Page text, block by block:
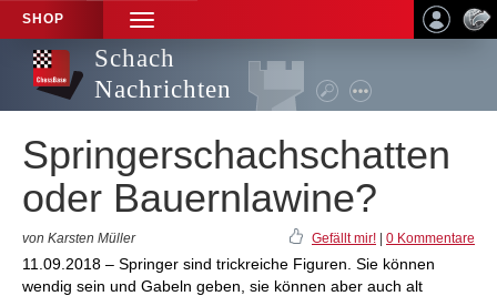
SHOP
TOGGLE
NAVIGATION
Schach
Nachrichten
Springerschachschatten
oder Bauernlawine?
von Karsten Müller Gefällt mir! 0 Kommentare
11.09.2018 – Springer sind trickreiche Figuren. Sie können
wendig sein und Gabeln geben, sie können aber auch alt